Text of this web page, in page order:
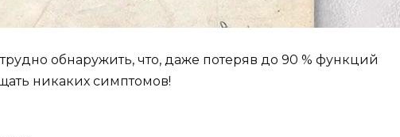
обнаружить, что, даже потеряв до 90 % функций
никаких симптомов!